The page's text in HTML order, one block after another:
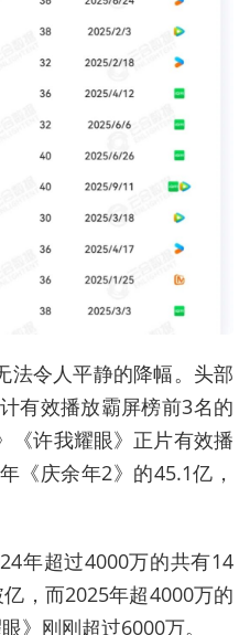
法令人平静的降幅。头部
有效播放霸屏榜前3名的
《许我耀眼》正片有效播
《庆余年2》的45.1亿，
年超过4000万的共有14
，而2025年超4000万的
》刚刚超过6000万。